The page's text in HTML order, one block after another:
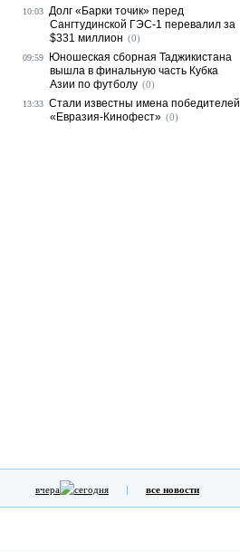
10:03 Долг «Барки точик» перед
Сангтудинской ГЭС-1 перевалил за
$331 миллион (0)
09:59
Юношеская сборная Таджикистана
вышла в финальную часть Кубка
Азии по футболу (0)
13:33 Стали известны имена победителей
«Евразия-Кинофест» (0)
вчера сегодня все новости